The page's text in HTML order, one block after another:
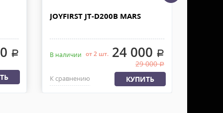
Доставку грузов в ТК не производим, забор
Документы отправляем с заказом или по ЭДО.
.
JOYFIRST JT-D200B MARS
В наличии от 2 шт. 24 000 .
29 000.
К сравнению КУПИТЬ